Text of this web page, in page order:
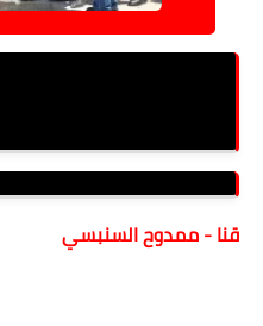
قنا - ممدوح السنبسي